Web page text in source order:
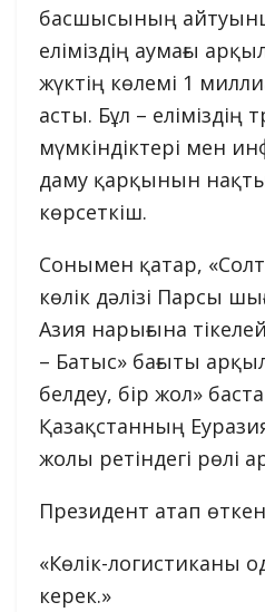
басшысының
еліміздің аумағы
жүктің көлемі 1
асты. Бұл – еліміздің
мүмкіндіктері мен
даму қарқынын
көрсеткіш.
Сонымен қатар,
көлік дәлізі Парсы
Азия нарығына
– Батыс» бағыты
белдеу, бір жол»
Қазақстанның
жолы ретіндегі рөлі
Президент атап
«Көлік-логистиканы
керек.»